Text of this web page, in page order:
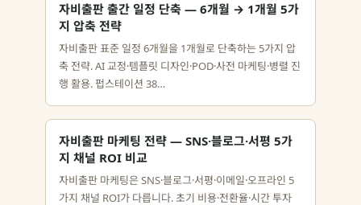
자비출판 출간 일정 단축 — 6개월 → 1개월 5가
지 압축 전략
자비출판 표준 일정 6개월을 1개월로 단축하는 5가지 압
축 전략. AI 교정·템플릿 디자인·POD·사전 마케팅·병렬 진
행 활용. 펍스테이션 38…
자비출판 마케팅 전략 — SNS·블로그·서평 5가
지 채널 ROI 비교
자비출판 마케팅은 SNS·블로그·서평·이메일·오프라인 5
가지 채널 ROI가 다릅니다. 초기 비용·전환율·시간 투자